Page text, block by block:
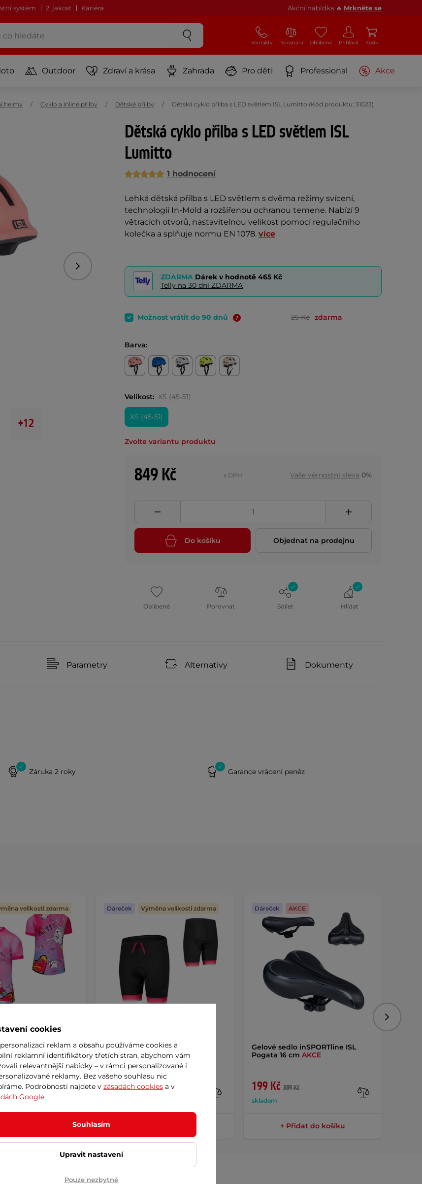
systém 2. jakost Kariéra Akční nabídka 🔥 Mrkněte se
Kontakty Porovnání Oblíbené Přihlásit Košík
Outdoor Zdraví a krása Zahrada Pro děti Professional Akce
helmy Cyklo a inline přilby Dětské přilby Dětská cyklo přilba s LED světlem ISL Lumitto (Kód produktu: 31023)
Dětská cyklo přilba s LED světlem ISL
Lumitto
1 hodnocení
Lehká dětská přilba s LED světlem s dvěma režimy svícení,
technologií In-Mold a rozšířenou ochranou temene. Nabízí 9
větracích otvorů, nastavitelnou velikost pomocí regulačního
kolečka a splňuje normu EN 1078. více
Následující
+12
ZDARMA Dárek v hodnotě 465 Kč
Telly na 30 dní ZDARMA
Možnost vrátit do 90 dnů 25 Kč zdarma
Barva:
Velikost: XS (45-51)
XS (45-51)
Zvolte variantu produktu
849 Kč s DPH Vaše věrnostní sleva 0%
Do košíku Objednat na prodejnu
Oblíbené Porovnat Sdílet Hlídat
Parametry Alternativy Dokumenty
Záruka 2 roky Garance vrácení peněz
dres Etape Rio
velikosti zdarma
Dětské cyklo kalhoty Etape
Junior 2.0
599 Kč
Dáreček Výměna velikosti zdarma
Gelové sedlo inSPORTline ISL
Pogata 16 cm AKCE
199 Kč 389 Kč
skladem
Dáreček AKCE
+ Přidat do košíku
cookies
reklam a obsahu používáme cookies a
reklamní identifikátory třetích stran, abychom vám
relevantnější nabídky – v rámci personalizované i
reklamy. Bez vašeho souhlasu nic
Podrobnosti najdete v zásadách cookies a v
Google.
Souhlasím
Upravit nastavení
Pouze nezbytné